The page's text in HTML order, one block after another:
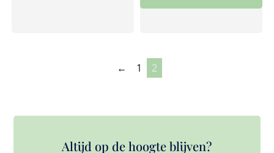
← 1 2
Altijd op de hoogte blijven?